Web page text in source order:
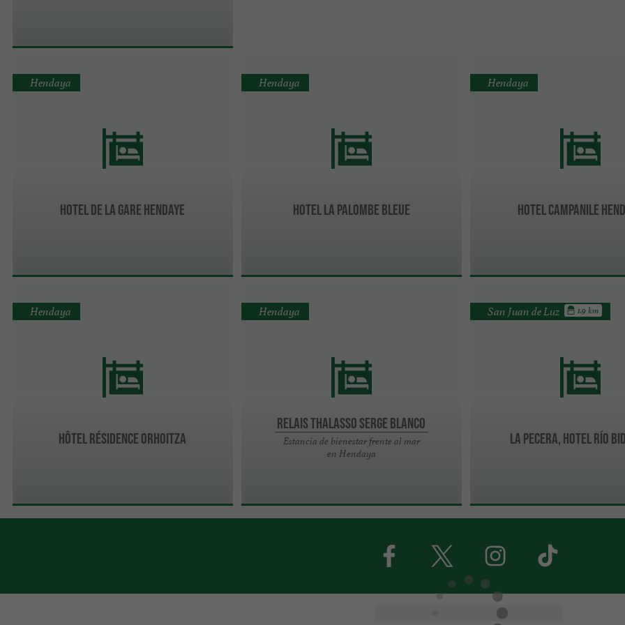
HOTEL DE LA GARE HENDAYE
Hendaya
HOTEL LA PALOMBE BLEUE
Hendaya
HOTEL CAMPANILE
Hendaya
Hôtel Résidence Orhoitza
Hendaya
Relais Thalasso Serge Blanco
Estancia de bienestar frente al mar
en Hendaya
Hendaya
La Pecera, hotel río
San Juan de Luz 1.9 km